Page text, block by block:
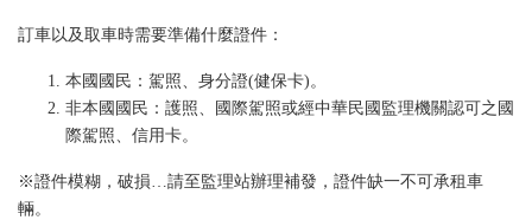
訂車以及取車時需要準備什麼證件：
本國國民：駕照、身分證(健保卡)。
非本國國民：護照、國際駕照或經中華民國監理機關認可之國
際駕照、信用卡。
※證件模糊，破損…請至監理站辦理補發，證件缺一不可承租車
輛。